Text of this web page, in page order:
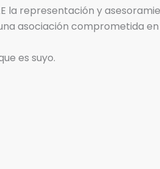
la representación y
asociación comprometida
es suyo.